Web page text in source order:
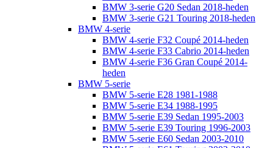
BMW 3-serie G20 Sedan 2018-heden
BMW 3-serie G21 Touring 2018-heden
BMW 4-serie
BMW 4-serie F32 Coupé 2014-heden
BMW 4-serie F33 Cabrio 2014-heden
BMW 4-serie F36 Gran Coupé 2014-
heden
BMW 5-serie
BMW 5-serie E28 1981-1988
BMW 5-serie E34 1988-1995
BMW 5-serie E39 Sedan 1995-2003
BMW 5-serie E39 Touring 1996-2003
BMW 5-serie E60 Sedan 2003-2010